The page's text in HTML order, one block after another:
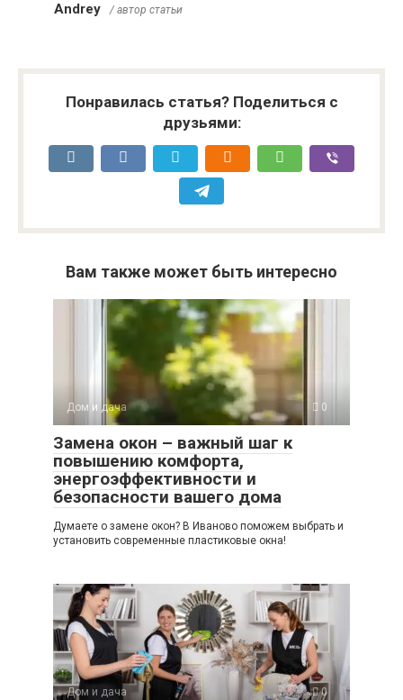
Andrey / автор статьи
Понравилась статья? Поделиться с
друзьями:
Вам также может быть интересно
Дом и дача 0
Замена окон – важный шаг к
повышению комфорта,
энергоэффективности и
безопасности вашего дома
Думаете о замене окон? В Иваново поможем выбрать и
установить современные пластиковые окна!
Дом и дача 0